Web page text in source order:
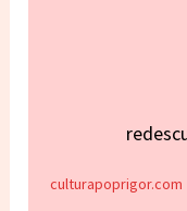
culturapoprigor.com